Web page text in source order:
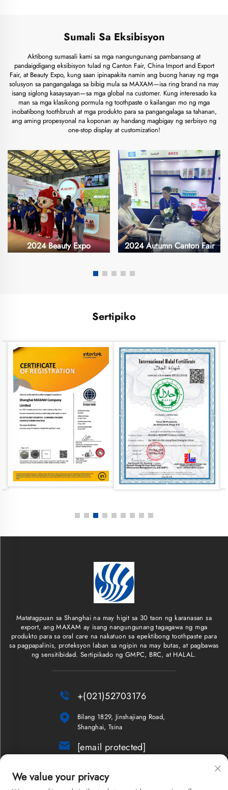
Sumali Sa Eksibisyon
Aktibong sumasali kami sa mga nangungunang pambansang at
pandaigdigang eksibisyon tulad ng Canton Fair, China Import and Export
Fair, at Beauty Expo, kung saan ipinapakita namin ang buong hanay ng mga
solusyon sa pangangalaga sa bibig mula sa MAXAM—isa ring brand na may
isang siglong kasaysayan—sa mga global na customer. Kung interesado ka
man sa mga klasikong pormula ng toothpaste o kailangan mo ng mga
inobatibong toothbrush at mga produkto para sa pangangalaga sa tahanan,
ang aming propesyonal na koponan ay handang magbigay ng serbisyo ng
one-stop display at customization!
2024 Beauty Expo 2024 Autumn Canton Fair
Sertipiko
Matatagpuan sa Shanghai na may higit sa 30 taon ng karanasan sa
export, ang MAXAM ay isang nangungunang tagagawa ng mga
produkto para sa oral care na nakatuon sa epektibong toothpaste para
sa pagpapalinis, proteksyon laban sa ngipin na may butas, at pagbawas
ng sensitibidad. Sertipikado ng GMPC, BRC, at HALAL.
 +(021)52703176

Bilang 1829, Jinshajiang Road,
Shanghai, Tsina
 [email protected]
Newsletter
We value your privacy